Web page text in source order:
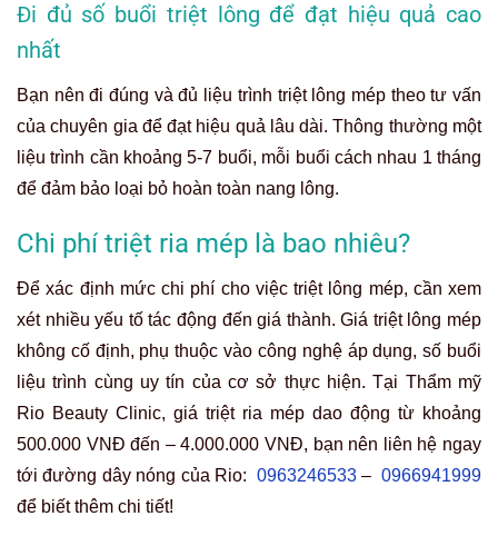
Đi đủ số buổi triệt lông để đạt hiệu quả cao
nhất
Bạn nên đi đúng và đủ liệu trình triệt lông mép theo tư vấn
của chuyên gia để đạt hiệu quả lâu dài. Thông thường một
liệu trình cần khoảng 5-7 buổi, mỗi buổi cách nhau 1 tháng
để đảm bảo loại bỏ hoàn toàn nang lông.
Chi phí triệt ria mép là bao nhiêu?
Để xác định mức chi phí cho việc triệt lông mép, cần xem
xét nhiều yếu tố tác động đến giá thành. Giá triệt lông mép
không cố định, phụ thuộc vào công nghệ áp dụng, số buổi
liệu trình cùng uy tín của cơ sở thực hiện. Tại Thẩm mỹ
Rio Beauty Clinic, giá triệt ria mép dao động từ khoảng
500.000 VNĐ đến – 4.000.000 VNĐ, bạn nên liên hệ ngay
tới đường dây nóng của Rio: 0963246533–0966941999
để biết thêm chi tiết!